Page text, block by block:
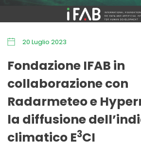
20 Luglio 2023
Fondazione IFAB in
collaborazione con
Radarmeteo e
la diffusione
climatico E3CI